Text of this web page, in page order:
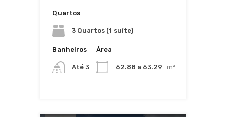
Quartos
3 Quartos (1 suíte)
Banheiros
Até 3
Área
62.88 a 63.29 m²